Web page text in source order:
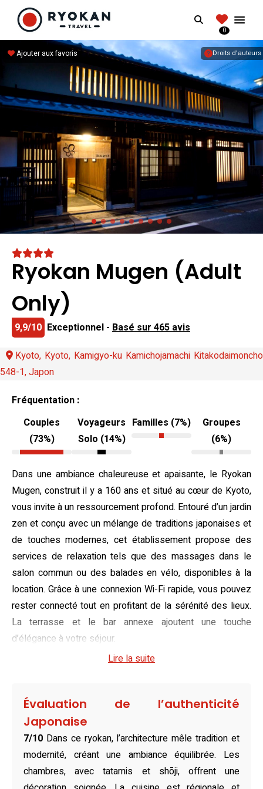
RYOKANTRAVEL
Vivez l'expérience authentique d'un Ryokan
Search
0
Droits d'auteurs
Ajouter aux favoris
Ryokan Mugen (Adult
Only)
9,9/10 Exceptionnel - Basé sur 465 avis
Kyoto, Kyoto, Kamigyo-ku Kamichojamachi Kitakodaimoncho
548-1, Japon
Fréquentation :
Couples
(73%)
Voyageurs
Solo (14%)
Familles (7%)
Groupes
(6%)
Dans une ambiance chaleureuse et apaisante, le Ryokan
Mugen, construit il y a 160 ans et situé au cœur de Kyoto,
vous invite à un ressourcement profond. Entouré d’un jardin
zen et conçu avec un mélange de traditions japonaises et
de touches modernes, cet établissement propose des
services de relaxation tels que des massages dans le
salon commun ou des balades en vélo, disponibles à la
location. Grâce à une connexion Wi-Fi rapide, vous pouvez
rester connecté tout en profitant de la sérénité des lieux.
La terrasse et le bar annexe ajoutent une touche
d’élégance à votre séjour.
Reflétant l’élégance minimaliste japonaise, les chambres
choix entre des lits simples confortables ou des futons
authentiques de style japonais, garantissant une
expérience culturelle immersive. Chaque chambre dispose
d’une salle de bains privative équipée d’articles de toilette
raffinés, et le chauffage assure un confort optimal en toute
saison. C’est l’endroit rêvé pour s’évader et se détendre
Lire la suite
Évaluation de l’authenticité
Japonaise
7/10 Dans ce ryokan, l’architecture mêle tradition et
modernité, créant une ambiance équilibrée. Les
chambres, avec tatamis et shōji, offrent une